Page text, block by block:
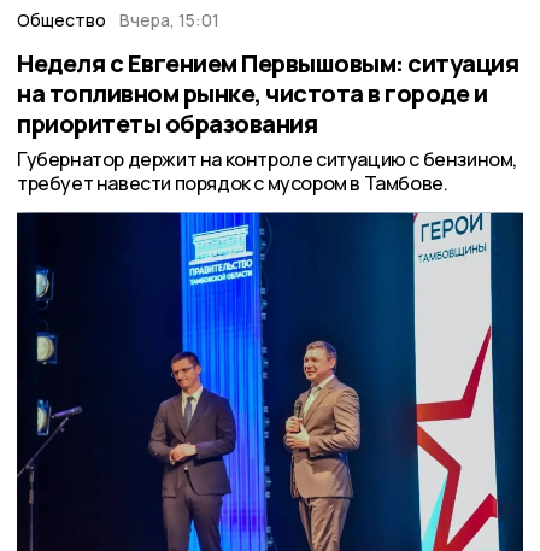
Общество Вчера, 15:01
Неделя с Евгением Первышовым: ситуация
на топливном рынке, чистота в городе и
приоритеты образования
Губернатор держит на контроле ситуацию с бензином,
требует навести порядок с мусором в Тамбове.